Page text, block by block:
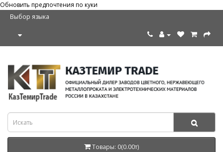
Обновить предпочтения по куки
Выбор языка
Товары: 0(0.00т)